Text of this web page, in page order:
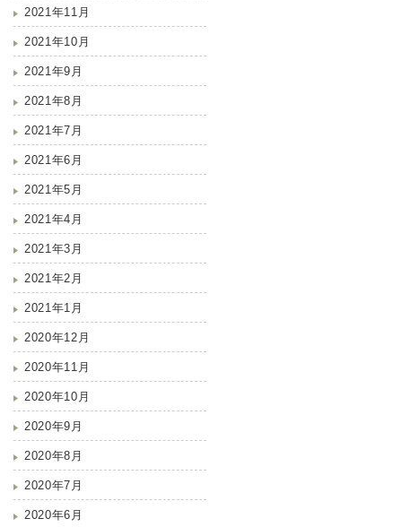
2021年11月
2021年10月
2021年9月
2021年8月
2021年7月
2021年6月
2021年5月
2021年4月
2021年3月
2021年2月
2021年1月
2020年12月
2020年11月
2020年10月
2020年9月
2020年8月
2020年7月
2020年6月